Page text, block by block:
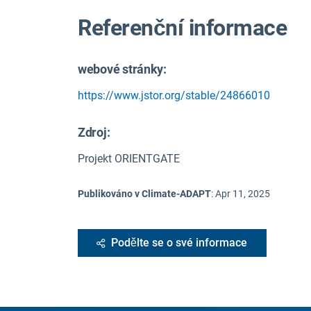
Referenční informace
webové stránky:
https://www.jstor.org/stable/24866010
Zdroj:
Projekt ORIENTGATE
Publikováno v Climate-ADAPT:Apr 11, 2025
Podělte se o své informace